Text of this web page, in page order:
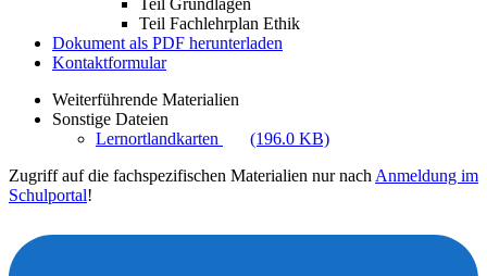
Teil Grundlagen
Teil Fachlehrplan Ethik
Dokument als PDF herunterladen
Kontaktformular
Weiterführende Materialien
Sonstige Dateien
Lernortlandkarten
(196.0 KB)
Zugriff auf die fachspezifischen Materialien nur nach Anmeldung im
Schulportal!